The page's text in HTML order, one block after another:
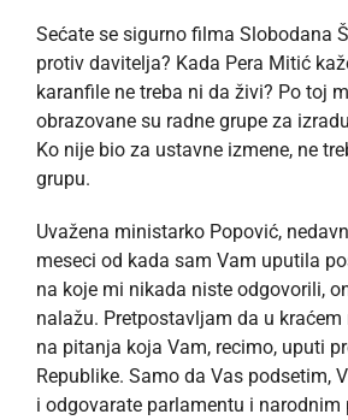
Sećate se sigurno filma Slobodana
protiv davitelja? Kada Pera Mitić
karanfile ne treba ni da živi? Po toj
obrazovane su radne grupe za
Ko nije bio za ustavne izmene, ne
grupu.
Uvažena ministarko Popović,
meseci od kada sam Vam uputila
na koje mi nikada niste odgovorili,
nalažu. Pretpostavljam da u
na pitanja koja Vam, recimo, uputi
Republike. Samo da Vas podsetim,
i odgovarate parlamentu i narodnim